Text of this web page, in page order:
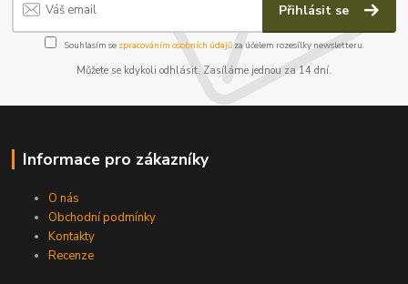
Přihlásit se
Souhlasím se zpracováním osobních údajůza účelem rozesílky newsletteru.
Můžete se kdykoli odhlásit. Zasíláme jednou za 14 dní.
Informace pro zákazníky
O nás
Obchodní podmínky
Kontakty
Recenze